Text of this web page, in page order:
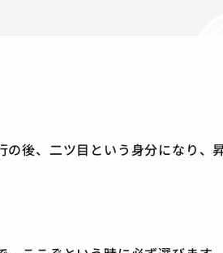
後、二ツ目という身分になり、